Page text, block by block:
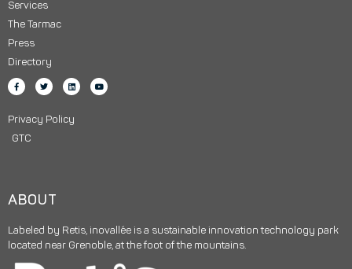
Services
The Tarmac
Press
Directory
Privacy Policy
GTC
ABOUT
Labeled by Retis, inovallée is a sustainable innovation technology park
located near Grenoble, at the foot of the mountains.